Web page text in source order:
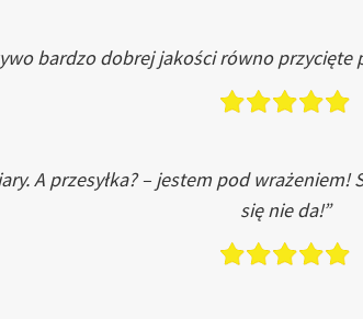
bardzo dobrej jakości równo przycięte
A przesyłka? – jestem pod
się nie da!”